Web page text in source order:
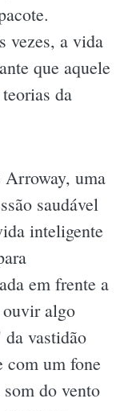
vezes, a vida
que aquele
da
uma
saudável
inteligente
em frente a
algo
vastidão
com um fone
do vento